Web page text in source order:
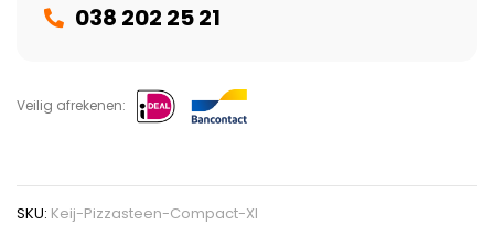
038 202 25 21
Veilig afrekenen:
SKU: Keij-Pizzasteen-Compact-Xl